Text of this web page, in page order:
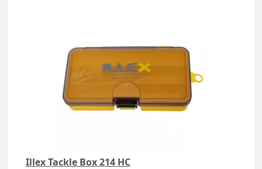
Illex Tackle Box 214 HC